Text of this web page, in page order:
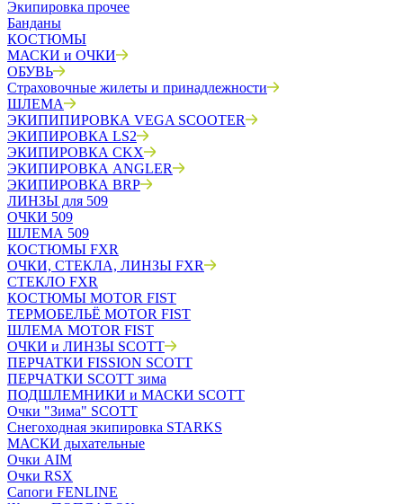
Экипировка прочее
Банданы
КОСТЮМЫ
МАСКИ и ОЧКИ
ОБУВЬ
Страховочные жилеты и принадлежности
ШЛЕМА
ЭКИПИПИРОВКА VEGA SCOOTER
ЭКИПИРОВКА LS2
ЭКИПИРОВКА CKX
ЭКИПИРОВКА ANGLER
ЭКИПИРОВКА BRP
ЛИНЗЫ для 509
ОЧКИ 509
ШЛЕМА 509
КОСТЮМЫ FXR
ОЧКИ, СТЕКЛА, ЛИНЗЫ FXR
СТЕКЛО FXR
КОСТЮМЫ MOTOR FIST
ТЕРМОБЕЛЬЁ MOTOR FIST
ШЛЕМА MOTOR FIST
ОЧКИ и ЛИНЗЫ SCOTT
ПЕРЧАТКИ FISSION SCOTT
ПЕРЧАТКИ SCOTT зима
ПОДШЛЕМНИКИ и МАСКИ SCOTT
Очки "Зима" SCOTT
Снегоходная экипировка STARKS
МАСКИ дыхательные
Очки AIM
Очки RSX
Сапоги FENLINE